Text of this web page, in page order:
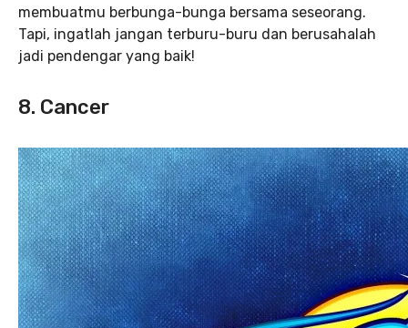
membuatmu berbunga-bunga bersama seseorang.
Tapi, ingatlah jangan terburu-buru dan berusahalah
jadi pendengar yang baik!
8. Cancer